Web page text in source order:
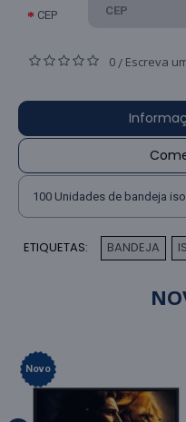
CEP
0 / Escreva
100 Unidades de bandeja
ETIQUETAS: BANDEJA
Novo